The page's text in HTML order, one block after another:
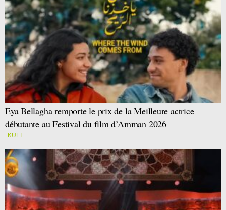
Eya Bellagha remporte le prix de la Meilleure actrice
débutante au Festival du film d’Amman 2026
KULT